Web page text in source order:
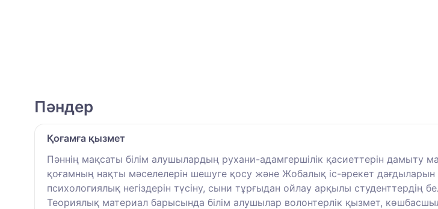
Пәндер
Қоғамға қызмет
Пәннің мақсаты білім алушылардың рухани-адамгершілік қасиеттерін дамыту
қоғамның нақты мәселелерін шешуге қосу және Жобалық іс-әрекет
психологиялық негіздерін түсіну, сыни тұрғыдан ойлау арқылы студенттердің
Теориялық материал барысында білім алушылар волонтерлік қызмет,